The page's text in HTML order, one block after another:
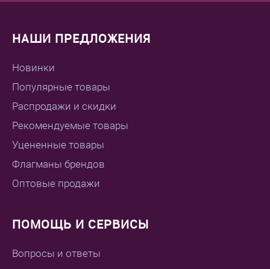
НАШИ ПРЕДЛОЖЕНИЯ
Новинки
Популярные товары
Распродажи и скидки
Рекомендуемые товары
Уцененные товары
Флагманы брендов
Оптовые продажи
ПОМОЩЬ И СЕРВИСЫ
Вопросы и ответы